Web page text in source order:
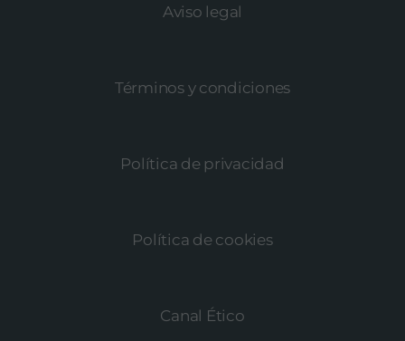
Aviso legal
Términos y condiciones
Política de privacidad
Política de cookies
Canal Ético